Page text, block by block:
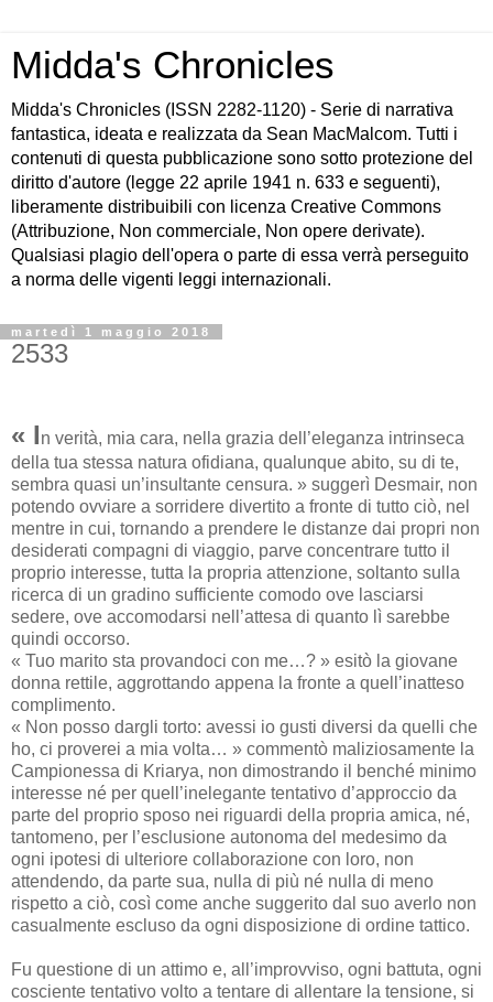
Midda's Chronicles
Midda's Chronicles (ISSN 2282-1120) - Serie di narrativa
fantastica, ideata e realizzata da Sean MacMalcom. Tutti i
contenuti di questa pubblicazione sono sotto protezione del
diritto d'autore (legge 22 aprile 1941 n. 633 e seguenti),
liberamente distribuibili con licenza Creative Commons
(Attribuzione, Non commerciale, Non opere derivate).
Qualsiasi plagio dell'opera o parte di essa verrà perseguito
a norma delle vigenti leggi internazionali.
martedì 1 maggio 2018
2533
« In verità, mia cara, nella grazia dell’eleganza intrinseca
della tua stessa natura ofidiana, qualunque abito, su di te,
sembra quasi un’insultante censura. » suggerì Desmair, non
potendo ovviare a sorridere divertito a fronte di tutto ciò, nel
mentre in cui, tornando a prendere le distanze dai propri non
desiderati compagni di viaggio, parve concentrare tutto il
proprio interesse, tutta la propria attenzione, soltanto sulla
ricerca di un gradino sufficiente comodo ove lasciarsi
sedere, ove accomodarsi nell’attesa di quanto lì sarebbe
quindi occorso.
« Tuo marito sta provandoci con me…? » esitò la giovane
donna rettile, aggrottando appena la fronte a quell’inatteso
complimento.
« Non posso dargli torto: avessi io gusti diversi da quelli che
ho, ci proverei a mia volta… » commentò maliziosamente la
Campionessa di Kriarya, non dimostrando il benché minimo
interesse né per quell’inelegante tentativo d’approccio da
parte del proprio sposo nei riguardi della propria amica, né,
tantomeno, per l’esclusione autonoma del medesimo da
ogni ipotesi di ulteriore collaborazione con loro, non
attendendo, da parte sua, nulla di più né nulla di meno
rispetto a ciò, così come anche suggerito dal suo averlo non
casualmente escluso da ogni disposizione di ordine tattico.
Fu questione di un attimo e, all’improvviso, ogni battuta, ogni
cosciente tentativo volto a tentare di allentare la tensione, si